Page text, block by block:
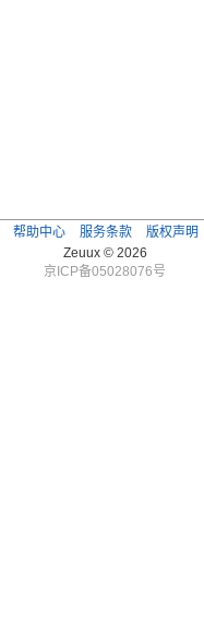
帮助中心 服务条款 版权声明
Zeuux © 2026
京ICP备05028076号